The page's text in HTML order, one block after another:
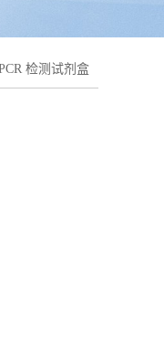
检测试剂盒